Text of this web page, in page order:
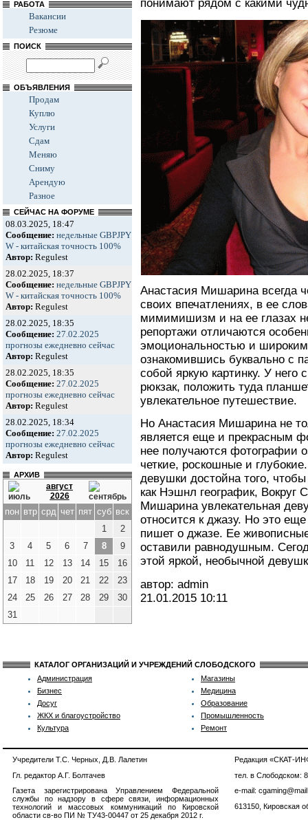
РАБОТА
Вакансии
Резюме
ПОИСК
ОБЪЯВЛЕНИЯ
Продам
Куплю
Услуги
Сдам
Меняю
Сниму
Арендую
Разное
СЕЙЧАС НА ФОРУМЕ
08.03.2025, 18:47
Сообщение: недельные GBPJPY
W - китайская точность 100%
Автор: Regulest
28.02.2025, 18:37
Сообщение: недельные GBPJPY
W - китайская точность 100%
Автор: Regulest
28.02.2025, 18:35
Сообщение: 27.02.2025
прогнозы ежедневно сейчас
Автор: Regulest
28.02.2025, 18:35
Сообщение: 27.02.2025
прогнозы ежедневно сейчас
Автор: Regulest
28.02.2025, 18:34
Сообщение: 27.02.2025
прогнозы ежедневно сейчас
Автор: Regulest
АРХИВ
август
2026
пон втр срд чет пят суб вск
1
2
3
4 5 6 7 8
9
10
11 12 13 14 15
16
17
18 19 20 21 22
23
24
25 26 27 28 29
30
31
понимают рядом с какими
Анастасия Мишарина всегда
своих впечатлениях, в ее
мимимишизм и на ее глазах
репортажи отличаются
эмоциональностью и
ознакомившись буквально с
собой яркую картинку. У него
рюкзак, положить туда
увлекательное путешествие.
Но Анастасия Мишарина не
является еще и прекрасным
нее получаются фотографии
четкие, роскошные и
девушки достойна того,
как Нэшнл географик, Вокруг
Мишарина увлекательная
относится к джазу. Но это
пишет о джазе. Ее
оставили равнодушным.
этой яркой, необычной
автор: admin
21.01.2015 10:11
КАТАЛОГ ОРГАНИЗАЦИЙ И УЧРЕЖДЕНИЙ СЛОБОДСКОГО
Администрация
Бизнес
Досуг
ЖКХ и благоустройство
Культура
Магазины
Медицина
Образование
Промышленность
Ремонт
Учредители Т.С. Черных, Д.В. Лалетин
Гл. редактор А.Г. Болтачев
Газета зарегистрирована Управлением Федеральной
службы по надзору в сфере связи, информационных
технологий и массовых коммуникаций по Кировской
области св-во ПИ № ТУ43-00447 от 25 декабря 2012 г.
Редакция «СКАТ-
тел. в Слободском:
e-mail:
613150, Кировская